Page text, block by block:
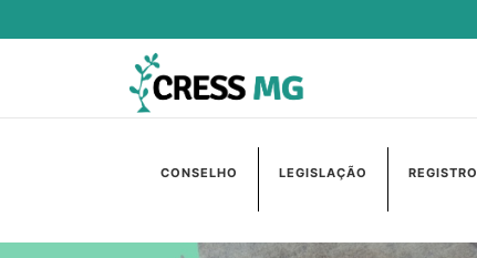
CONSELHO LEGISLAÇÃO REGISTRO